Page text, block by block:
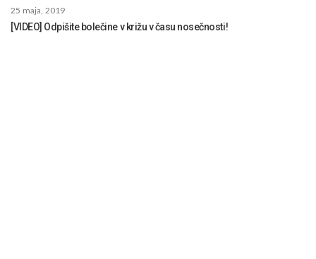
25 maja, 2019
[VIDEO] Odpišite bolečine v križu v času nosečnosti!